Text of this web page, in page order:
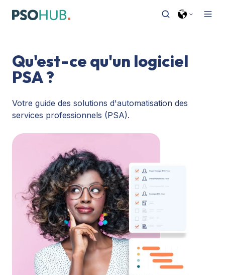
Qu'est-ce qu'un logiciel
PSA ?
Votre guide des solutions d'automatisation des
services professionnels (PSA).